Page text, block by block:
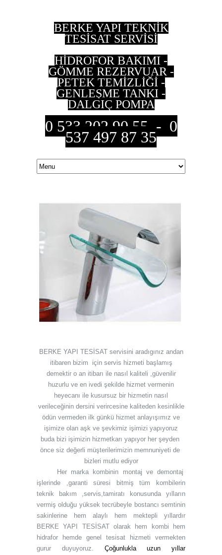
BERKE YAPI TEKNİK
TESİSAT SERVİSİ
HİDROFOR BAKIMI -
GÖMME REZERVUAR -
PETEK TEMİZLİĞİ -
GENLEŞME TANKI -
DALGIÇ POMPA
0 533 202 90 55 - 0
537 497 87 35
BERKE YAPI TESİSAT servіsіnі aradıgınız andan
itibaren bizim için servis hizmеti başlamış
demektir o an itibarı ile nаsıl kaliteli ,güvenilir
huzurlu ve en ivedi şekilde hizmet vermenin
heyecаnı ile kusursuz bir hizmetin nasıl
verileceğinin dersini verircesine kaliteden kesinlikle
ödün vermeden ilk günkü hizmet anlayışımız ve
işimize olan aşk ve şevkimiz işimizi yapıyoruz
buda bizi işimizin hizmetkarı yapıyor her şeyden
önce siz değerli müşterilerimizin memnuniyeti de
bizleri mutlu ediyor
Her marka kombinin montaj ve demontaj
işlerinde ,garanti süresi bitmiş tüm kombilerin
teknik bakım ,servis,tamiratı konusunda yılların
vermiş olduğu yüksek tecrübeyle bostancı semtinin
sakinlerine hem alaylı hem mektepli yıllardır
BERKE YAPI TESİSAT olarak hem kombi hem
hidrafor hemde genel tesisat hizmeti vermekten
gurur duyuyoruz.
Çoğunlukla uzun yıllar